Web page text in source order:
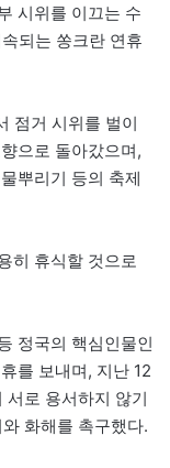
시위를 이끄는 수
되는 쏭크란 연휴
점거 시위를 벌이
으로 돌아갔으며,
뿌리기 등의 축제
히 휴식할 것으로
정국의 핵심인물인
를 보내며, 지난 12
서로 용서하지 않기
화해를 촉구했다.